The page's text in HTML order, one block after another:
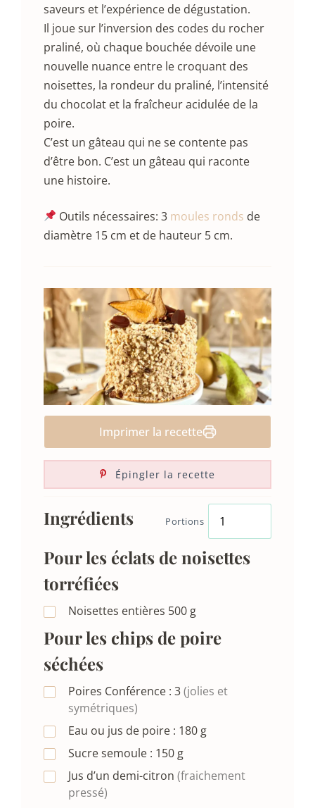
saveurs et l’expérience de dégustation.
Il joue sur l’inversion des codes du rocher
praliné, où chaque bouchée dévoile une
nouvelle nuance entre le croquant des
noisettes, la rondeur du praliné, l’intensité
du chocolat et la fraîcheur acidulée de la
poire.
C’est un gâteau qui ne se contente pas
d’être bon. C’est un gâteau qui raconte
une histoire.
Outils nécessaires: 3 moules ronds de
diamètre 15 cm et de hauteur 5 cm.
Imprimer la recette
Épingler la recette
Ingrédients Portions
Pour les éclats de noisettes
torréfiées
Noisettes entières 500 g
Pour les chips de poire
séchées
Poires Conférence : 3(jolies et
symétriques)
Eau ou jus de poire : 180 g
Sucre semoule : 150 g
Jus d’un demi-citron (fraichement
pressé)